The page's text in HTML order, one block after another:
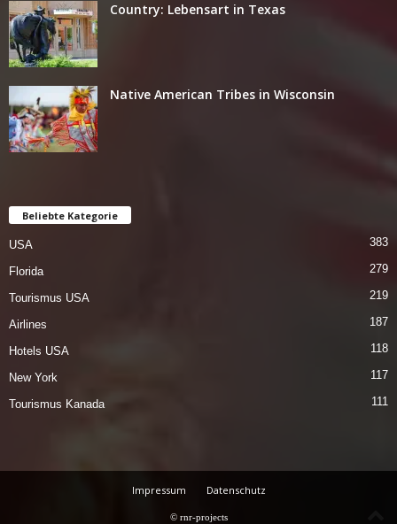
Country: Lebensart in Texas
Native American Tribes in Wisconsin
Beliebte Kategorie
USA 383
Florida 279
Tourismus USA 219
Airlines 187
Hotels USA 118
New York 117
Tourismus Kanada 111
Impressum Datenschutz
© rnr-projects